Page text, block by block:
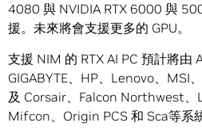
4080 與 NVIDIA RTX 6000 與
援。未來將會支援更多的 GPU。
支援 NIM 的 RTX AI PC 預計將由
GIGABYTE、HP、Lenovo、MSI
及 Corsair、Falcon Northwest、
Mifcon、Origin PCS 和 Sca等系